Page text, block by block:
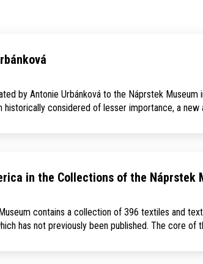
by Antonie Urbánková to the Náprstek
historically considered of lesser im­portance, a new
in the Collections of the Náprstek
contains a collection of 396 textiles and
has not previously been published. The core of